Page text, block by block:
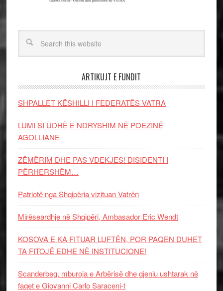
ARTIKUJT E FUNDIT
SHPALLET KËSHILLI I FEDERATËS VATRA
LUMI SI UDHË E NDRYSHIM NË POEZINË
AGOLLIANE
ZËMËRIM DHE PAS VDEKJES! DISIDENTI I
PËRHERSHËM…
Patriotë nga Shqipëria vizituan Vatrën
Mirëseardhje në Shqipëri, Ambasador Eric Wendt
KOSOVA E KA FITUAR LUFTËN, POR PAQEN DUHET
TA FITOJË EDHE NË INSTITUCIONE!
Scanderbeg, mburoja e Arbërisë dhe gjeniu ushtarak në
faqet e Giovanni Carlo Saraceni-t